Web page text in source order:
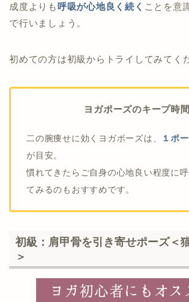
成度よりも呼吸が心地良く続く ことを意
で行いましょう。
初めての方は初級からトライしてみてく
ヨガポーズのキープ時間
二の腕痩せに効くヨガポーズは、
１ポ
が目安。
慣れてきたらご自身の心地良い程度に
てみるのもおすすめです。
初級：肩甲骨を引き寄せポーズ＜
＞